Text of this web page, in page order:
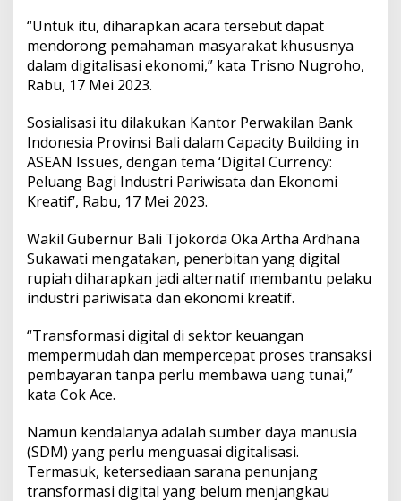
“Untuk itu, diharapkan acara tersebut dapat
mendorong pemahaman masyarakat khususnya
dalam digitalisasi ekonomi,” kata Trisno Nugroho,
Rabu, 17 Mei 2023.
Sosialisasi itu dilakukan Kantor Perwakilan Bank
Indonesia Provinsi Bali dalam Capacity Building in
ASEAN Issues, dengan tema ‘Digital Currency:
Peluang Bagi Industri Pariwisata dan Ekonomi
Kreatif’, Rabu, 17 Mei 2023.
Wakil Gubernur Bali Tjokorda Oka Artha Ardhana
Sukawati mengatakan, penerbitan yang digital
rupiah diharapkan jadi alternatif membantu pelaku
industri pariwisata dan ekonomi kreatif.
“Transformasi digital di sektor keuangan
mempermudah dan mempercepat proses transaksi
pembayaran tanpa perlu membawa uang tunai,”
kata Cok Ace.
Namun kendalanya adalah sumber daya manusia
(SDM) yang perlu menguasai digitalisasi.
Termasuk, ketersediaan sarana penunjang
transformasi digital yang belum menjangkau